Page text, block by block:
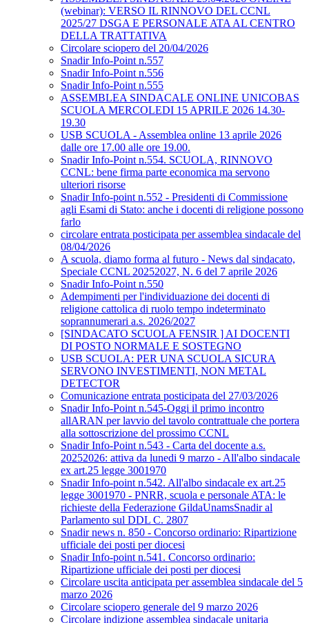
(webinar): VERSO IL RINNOVO DEL CCNL
2025/27 DSGA E PERSONALE ATA AL CENTRO
DELLA TRATTATIVA
Circolare sciopero del 20/04/2026
Snadir Info-Point n.557
Snadir Info-Point n.556
Snadir Info-Point n.555
ASSEMBLEA SINDACALE ONLINE UNICOBAS
SCUOLA MERCOLEDI 15 APRILE 2026 14.30-
19.30
USB SCUOLA - Assemblea online 13 aprile 2026
dalle ore 17.00 alle ore 19.00.
Snadir Info-Point n.554. SCUOLA, RINNOVO
CCNL: bene firma parte economica ma servono
ulteriori risorse
Snadir Info-point n.552 - Presidenti di Commissione
agli Esami di Stato: anche i docenti di religione possono
farlo
circolare entrata posticipata per assemblea sindacale del
08/04/2026
A scuola, diamo forma al futuro - News dal sindacato,
Speciale CCNL 20252027, N. 6 del 7 aprile 2026
Snadir Info-Point n.550
Adempimenti per l'individuazione dei docenti di
religione cattolica di ruolo tempo indeterminato
soprannumerari a.s. 2026/2027
[SINDACATO SCUOLA FENSIR ] AI DOCENTI
DI POSTO NORMALE E SOSTEGNO
USB SCUOLA: PER UNA SCUOLA SICURA
SERVONO INVESTIMENTI, NON METAL
DETECTOR
Comunicazione entrata posticipata del 27/03/2026
Snadir Info-Point n.545-Oggi il primo incontro
allARAN per lavvio del tavolo contrattuale che portera
alla sottoscrizione del prossimo CCNL
Snadir Info-Point n.543 - Carta del docente a.s.
20252026: attiva da lunedi 9 marzo - All'albo sindacale
ex art.25 legge 3001970
Snadir Info-point n.542. All'albo sindacale ex art.25
legge 3001970 - PNRR, scuola e personale ATA: le
richieste della Federazione GildaUnamsSnadir al
Parlamento sul DDL C. 2807
Snadir news n. 850 - Concorso ordinario: Ripartizione
ufficiale dei posti per diocesi
Snadir Info-point n.541. Concorso ordinario:
Ripartizione ufficiale dei posti per diocesi
Circolare uscita anticipata per assemblea sindacale del 5
marzo 2026
Circolare sciopero generale del 9 marzo 2026
Circolare indizione assemblea sindacale unitaria